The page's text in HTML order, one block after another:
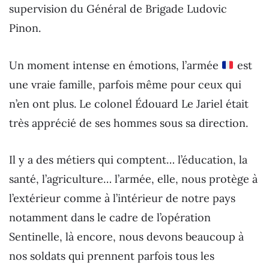
supervision du Général de Brigade Ludovic
Pinon.
Un moment intense en émotions, l’armée
est
une vraie famille, parfois même pour ceux qui
n’en ont plus. Le colonel Édouard Le Jariel était
très apprécié de ses hommes sous sa direction.
Il y a des métiers qui comptent… l’éducation, la
santé, l’agriculture… l’armée, elle, nous protège à
l’extérieur comme à l’intérieur de notre pays
notamment dans le cadre de l’opération
Sentinelle, là encore, nous devons beaucoup à
nos soldats qui prennent parfois tous les